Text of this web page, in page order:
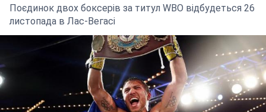
Поєдинок двох боксерів за титул WBO відбудеться 26
листопада в Лас-Вегасі